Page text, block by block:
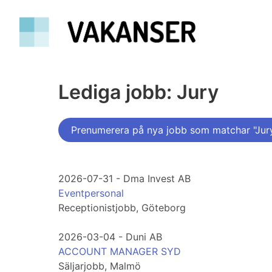
Lediga jobb: Jury
Prenumerera på nya jobb som matchar
2026-07-31 - Dma Invest AB
Eventpersonal
Receptionistjobb, Göteborg
2026-03-04 - Duni AB
ACCOUNT MANAGER SYD
Säljarjobb, Malmö